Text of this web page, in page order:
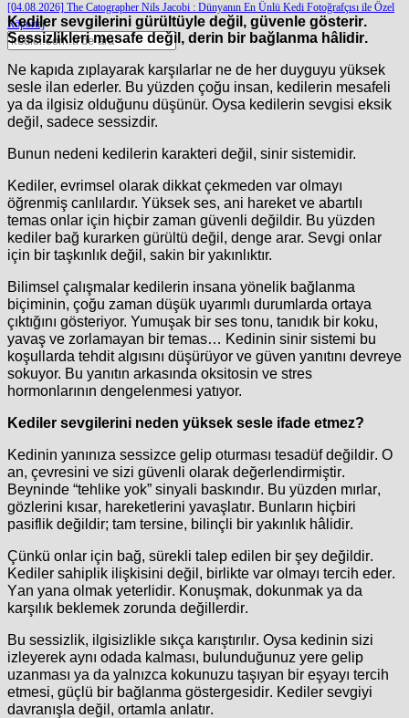
[04.08.2026] The Catographer Nils Jacobi : Dünyanın En Ünlü Kedi Fotoğrafçısı ile Özel
Röportaj
Kediler sevgilerini gürültüyle değil, güvenle gösterir.
Sessizlikleri mesafe değil, derin bir bağlanma hâlidir.
Ne kapıda zıplayarak karşılarlar ne de her duyguyu yüksek
sesle ilan ederler. Bu yüzden çoğu insan, kedilerin mesafeli
ya da ilgisiz olduğunu düşünür. Oysa kedilerin sevgisi eksik
değil, sadece sessizdir.
Bunun nedeni kedilerin karakteri değil, sinir sistemidir.
Kediler, evrimsel olarak dikkat çekmeden var olmayı
öğrenmiş canlılardır. Yüksek ses, ani hareket ve abartılı
temas onlar için hiçbir zaman güvenli değildir. Bu yüzden
kediler bağ kurarken gürültü değil, denge arar. Sevgi onlar
için bir taşkınlık değil, sakin bir yakınlıktır.
Bilimsel çalışmalar kedilerin insana yönelik bağlanma
biçiminin, çoğu zaman düşük uyarımlı durumlarda ortaya
çıktığını gösteriyor. Yumuşak bir ses tonu, tanıdık bir koku,
yavaş ve zorlamayan bir temas… Kedinin sinir sistemi bu
koşullarda tehdit algısını düşürüyor ve güven yanıtını devreye
sokuyor. Bu yanıtın arkasında oksitosin ve stres
hormonlarının dengelenmesi yatıyor.
Kediler sevgilerini neden yüksek sesle ifade etmez?
Kedinin yanınıza sessizce gelip oturması tesadüf değildir. O
an, çevresini ve sizi güvenli olarak değerlendirmiştir.
Beyninde “tehlike yok” sinyali baskındır. Bu yüzden mırlar,
gözlerini kısar, hareketlerini yavaşlatır. Bunların hiçbiri
pasiflik değildir; tam tersine, bilinçli bir yakınlık hâlidir.
Çünkü onlar için bağ, sürekli talep edilen bir şey değildir.
Kediler sahiplik ilişkisini değil, birlikte var olmayı tercih eder.
Yan yana olmak yeterlidir. Konuşmak, dokunmak ya da
karşılık beklemek zorunda değillerdir.
Bu sessizlik, ilgisizlikle sıkça karıştırılır. Oysa kedinin sizi
izleyerek aynı odada kalması, bulunduğunuz yere gelip
uzanması ya da yalnızca kokunuzu taşıyan bir eşyayı tercih
etmesi, güçlü bir bağlanma göstergesidir. Kediler sevgiyi
davranışla değil, ortamla anlatır.